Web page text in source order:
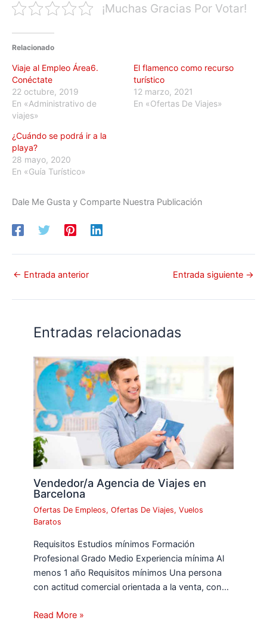
¡Muchas Gracias Por Votar!
Relacionado
Viaje al Empleo Área6.
Conéctate
22 octubre, 2019
En «Administrativo de
viajes»
El flamenco como recurso
turístico
12 marzo, 2021
En «Ofertas De Viajes»
¿Cuándo se podrá ir a la
playa?
28 mayo, 2020
En «Guía Turístico»
Dale Me Gusta y Comparte Nuestra Publicación
← Entrada anterior Entrada siguiente →
Entradas relacionadas
Vendedor/a Agencia de Viajes en
Barcelona
Ofertas De Empleos,Ofertas De Viajes,Vuelos
Baratos
Requisitos Estudios mínimos Formación
Profesional Grado Medio Experiencia mínima Al
menos 1 año Requisitos mínimos Una persona
con actitud comercial orientada a la venta, con…
Read More »